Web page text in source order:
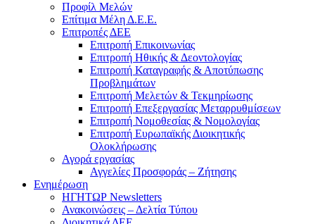
Προφίλ Μελών
Επίτιμα Mέλη Δ.Ε.Ε.
Επιτροπές ΔΕΕ
Επιτροπή Επικοινωνίας
Επιτροπή Ηθικής & Δεοντολογίας
Επιτροπή Καταγραφής & Αποτύπωσης
Προβλημάτων
Επιτροπή Μελετών & Τεκμηρίωσης
Επιτροπή Επεξεργασίας Μεταρρυθμίσεων
Επιτροπή Νομοθεσίας & Νομολογίας
Επιτροπή Ευρωπαϊκής Διοικητικής
Ολοκλήρωσης
Αγορά εργασίας
Αγγελίες Προσφοράς – Ζήτησης
Ενημέρωση
ΗΓΗΤΩΡ Newsletters
Ανακοινώσεις – Δελτία Τύπου